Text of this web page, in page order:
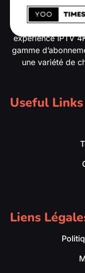
Découvrez
expérience IPTV
gamme
une variété de
Useful Links
Liens